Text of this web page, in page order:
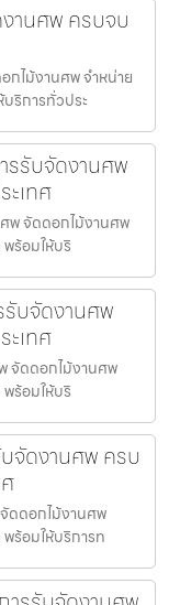
านศพ ครบจบ
ไม้งานศพ จำหน่าย
ริการทั่วประ
รรับจัดงานศพ
เทศ
พ จัดดอกไม้งานศพ
ร้อมให้บริ
บจัดงานศพ
เทศ
จัดดอกไม้งานศพ
ร้อมให้บริ
จัดงานศพ ครบ
ดดอกไม้งานศพ
ร้อมให้บริการท